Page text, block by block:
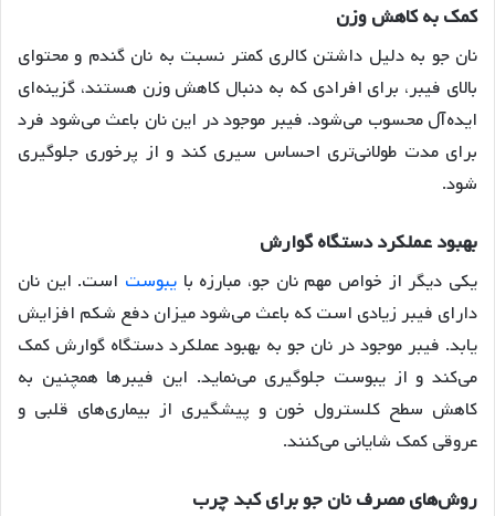
کمکبهکاهشوزن
نان جو به دلیل داشتن کالری کمتر نسبت به نان گندم و محتوای
بالای فیبر، برای افرادی که به دنبال کاهش وزن هستند، گزینه‌ای
ایده‌آل محسوب می‌شود. فیبر موجود در این نان باعث می‌شود فرد
برای مدت طولانی‌تری احساس سیری کند و از پرخوری جلوگیری
شود.
بهبودعملکرددستگاهگوارش
یکی دیگر از خواص مهم نان جو، مبارزه با یبوست است. این نان
دارای فیبر زیادی است که باعث می‌شود میزان دفع شکم افزایش
یابد. فیبر موجود در نان جو به بهبود عملکرد دستگاه گوارش کمک
می‌کند و از یبوست جلوگیری می‌نماید. این فیبرها همچنین به
کاهش سطح کلسترول خون و پیشگیری از بیماری‌های قلبی و
عروقی کمک شایانی می‌کنند.
روشهایمصرفنانجوبرایکبدچرب